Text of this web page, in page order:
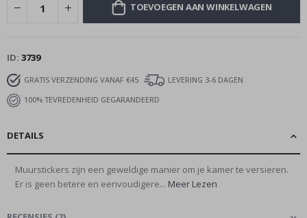
TOEVOEGEN AAN WINKELWAGEN
ID 3739
GRATIS VERZENDING VANAF €45
LEVERING 3-6 DAGEN
100% TEVREDENHEID GEGARANDEERD
DETAILS
Muurstickers zijn een geweldige manier om je kamer te versieren.
Er is geen betere en eenvoudigere... Meer Lezen